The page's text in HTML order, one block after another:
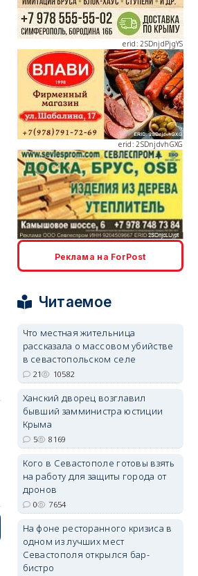
erid: 2SDnjdPjgYS
erid: 2SDnjdvhGXG
erid: 2SDnjcLUypt
erid: 2SDnjcrDNw6
erid: 2SDnjdPjgYS
erid: 2SDnjdvhGXG
Реклама на ForPost
Читаемое
Что местная жительница
рассказала о массовом убийстве
в севастопольском селе
21 10582
Ханский дворец возглавил
бывший замминистра юстиции
Крыма
5 8169
Кого в Севастополе готовы взять
на работу для защиты города от
дронов
0 7654
На фоне ресторанного кризиса в
одном из лучших мест
Севастополя открылся бар-
бистро